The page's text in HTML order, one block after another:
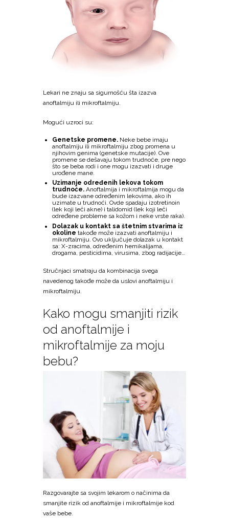
Lekari ne znaju sa sigurnošću šta izazva
anoftalmiju ili mikroftalmiju.
Mogući uzroci su:
Genetske promene. Neke bebe imaju
anoftalmiju ili mikroftalmiju zbog promena u
njihovim genima (genetske mutacije). Ove
promene se dešavaju tokom trudnoće, pre nego
što se beba rodi i one mogu izazvati i druge
urođene mane.
Uzimanje određenih lekova tokom
trudnoće. Anoftalmija i mikroftalmija mogu da
bude izazvane određenim lekovima, ako ih
uzimate u trudnoći. Ovde spadaju izotretinoin
(lek koji leči akne) i talidomid (lek koji leči
određene probleme sa kožom i neke vrste raka).
Dolazak u kontakt sa štetnim stvarima iz
okoline takođe može izazvati anoftalmiju i
mikroftalmiju. Ovo uključuje dolazak u kontakt
sa: X-zracima, određenim hemikalijama,
drogama, pesticidima, virusima, zbog radijacije…
Stručnjaci smatraju da kombinacija svega
navedenog takođe može da uslovi anoftalmiju i
mikroftalmiju.
Kako mogu smanjiti rizik
od anoftalmije i
mikroftalmije za moju
bebu?
Razgovarajte sa svojim lekarom o načinima da
smanjite rizik od anoftalmije i mikroftalmije kod
vaše bebe.